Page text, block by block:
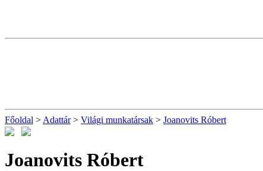
Főoldal > Adattár> Világi munkatársak > Joanovits Róbert
Joanovits Róbert